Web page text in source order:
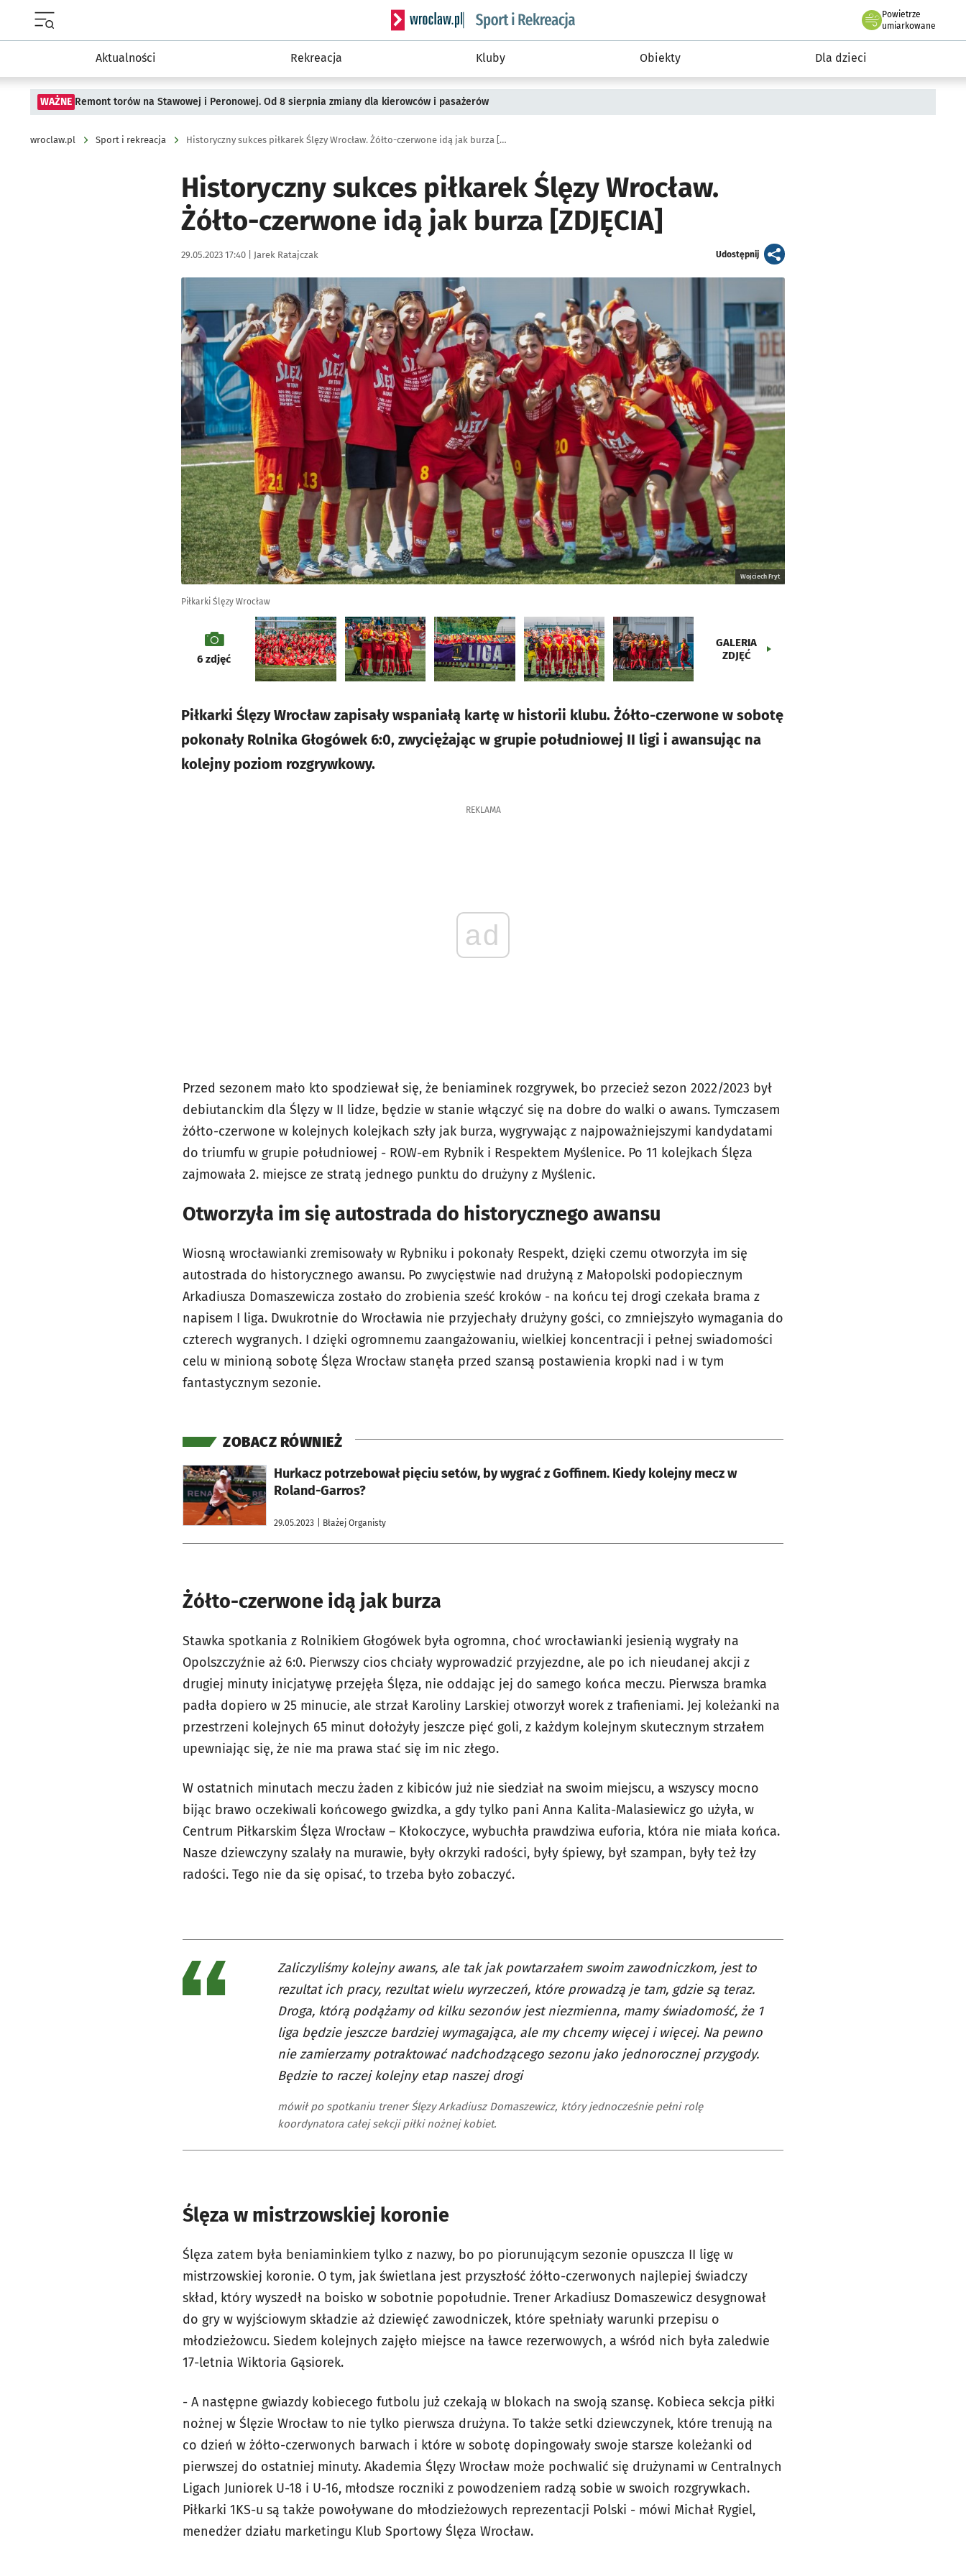
Serwis informacyjny wroclaw.pl podserwis: Sport i rekreacja
Powietrze
we Wrocławiu
umiarkowane
Aktualności Rekreacja Kluby Obiekty Dla dzieci
WAŻNE Remont torów na Stawowej i Peronowej. Od 8 sierpnia zmiany dla kierowców i pasażerów
wroclaw.pl Sport i rekreacja Historyczny sukces piłkarek Ślęzy Wrocław. Żółto-czerwone idą jak burza [ZDJĘCIA]
Historyczny sukces piłkarek Ślęzy Wrocław.
Żółto-czerwone idą jak burza [ZDJĘCIA]
Data publikacji:
29.05.2023 17:40 | Autor:
Jarek Ratajczak Udostępnijartykuł
Kliknij, aby zobaczyć galerię
Wojciech Fryt
Piłkarki Ślęzy Wrocław
galeria
6 zdjęć
GALERIA
ZDJĘĆ
Piłkarki Ślęzy Wrocław zapisały wspaniałą kartę w historii klubu. Żółto-czerwone w sobotę
pokonały Rolnika Głogówek 6:0, zwyciężając w grupie południowej II ligi i awansując na
kolejny poziom rozgrywkowy.
REKLAMA
ad
Przed sezonem mało kto spodziewał się, że beniaminek rozgrywek, bo przecież sezon 2022/2023 był
debiutanckim dla Ślęzy w II lidze, będzie w stanie włączyć się na dobre do walki o awans. Tymczasem
żółto-czerwone w kolejnych kolejkach szły jak burza, wygrywając z najpoważniejszymi kandydatami
do triumfu w grupie południowej - ROW-em Rybnik i Respektem Myślenice. Po 11 kolejkach Ślęza
zajmowała 2. miejsce ze stratą jednego punktu do drużyny z Myślenic.
Otworzyła im się autostrada do historycznego awansu
Wiosną wrocławianki zremisowały w Rybniku i pokonały Respekt, dzięki czemu otworzyła im się
autostrada do historycznego awansu. Po zwycięstwie nad drużyną z Małopolski podopiecznym
Arkadiusza Domaszewicza zostało do zrobienia sześć kroków - na końcu tej drogi czekała brama z
napisem I liga. Dwukrotnie do Wrocławia nie przyjechały drużyny gości, co zmniejszyło wymagania do
czterech wygranych. I dzięki ogromnemu zaangażowaniu, wielkiej koncentracji i pełnej swiadomości
celu w minioną sobotę Ślęza Wrocław stanęła przed szansą postawienia kropki nad i w tym
fantastycznym sezonie.
ZOBACZ RÓWNIEŻ
Hurkacz potrzebował pięciu setów, by wygrać z Goffinem. Kiedy kolejny mecz w
Roland-Garros?
29.05.2023 | Błażej Organisty
otworzy się w nowej karcie
Żółto-czerwone idą jak burza
Stawka spotkania z Rolnikiem Głogówek była ogromna, choć wrocławianki jesienią wygrały na
Opolszczyźnie aż 6:0. Pierwszy cios chciały wyprowadzić przyjezdne, ale po ich nieudanej akcji z
drugiej minuty inicjatywę przejęła Ślęza, nie oddając jej do samego końca meczu. Pierwsza bramka
padła dopiero w 25 minucie, ale strzał Karoliny Larskiej otworzył worek z trafieniami. Jej koleżanki na
przestrzeni kolejnych 65 minut dołożyły jeszcze pięć goli, z każdym kolejnym skutecznym strzałem
upewniając się, że nie ma prawa stać się im nic złego.
W ostatnich minutach meczu żaden z kibiców już nie siedział na swoim miejscu, a wszyscy mocno
bijąc brawo oczekiwali końcowego gwizdka, a gdy tylko pani Anna Kalita-Malasiewicz go użyła, w
Centrum Piłkarskim Ślęza Wrocław – Kłokoczyce, wybuchła prawdziwa euforia, która nie miała końca.
Nasze dziewczyny szalały na murawie, były okrzyki radości, były śpiewy, był szampan, były też łzy
radości. Tego nie da się opisać, to trzeba było zobaczyć.
Zaliczyliśmy kolejny awans, ale tak jak powtarzałem swoim zawodniczkom, jest to
rezultat ich pracy, rezultat wielu wyrzeczeń, które prowadzą je tam, gdzie są teraz.
Droga, którą podążamy od kilku sezonów jest niezmienna, mamy świadomość, że 1
liga będzie jeszcze bardziej wymagająca, ale my chcemy więcej i więcej. Na pewno
nie zamierzamy potraktować nadchodzącego sezonu jako jednorocznej przygody.
Będzie to raczej kolejny etap naszej drogi
mówił po spotkaniu trener Ślęzy Arkadiusz Domaszewicz, który jednocześnie pełni rolę
koordynatora całej sekcji piłki nożnej kobiet.
Ślęza w mistrzowskiej koronie
Ślęza zatem była beniaminkiem tylko z nazwy, bo po piorunującym sezonie opuszcza II ligę w
mistrzowskiej koronie. O tym, jak świetlana jest przyszłość żółto-czerwonych najlepiej świadczy
skład, który wyszedł na boisko w sobotnie popołudnie. Trener Arkadiusz Domaszewicz desygnował
do gry w wyjściowym składzie aż dziewięć zawodniczek, które spełniały warunki przepisu o
młodzieżowcu. Siedem kolejnych zajęło miejsce na ławce rezerwowych, a wśród nich była zaledwie
17-letnia Wiktoria Gąsiorek.
- A następne gwiazdy kobiecego futbolu już czekają w blokach na swoją szansę. Kobieca sekcja piłki
nożnej w Ślęzie Wrocław to nie tylko pierwsza drużyna. To także setki dziewczynek, które trenują na
co dzień w żółto-czerwonych barwach i które w sobotę dopingowały swoje starsze koleżanki od
pierwszej do ostatniej minuty. Akademia Ślęzy Wrocław może pochwalić się drużynami w Centralnych
Ligach Juniorek U-18 i U-16, młodsze roczniki z powodzeniem radzą sobie w swoich rozgrywkach.
Piłkarki 1KS-u są także powoływane do młodzieżowych reprezentacji Polski - mówi Michał Rygiel,
menedżer działu marketingu Klub Sportowy Ślęza Wrocław.